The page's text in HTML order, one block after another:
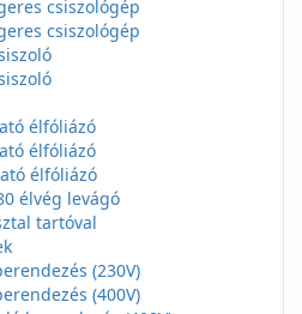
csiszológép
csiszológép
élfóliázó
élfóliázó
élfóliázó
élvég levágó
tartóval
(230V)
(400V)